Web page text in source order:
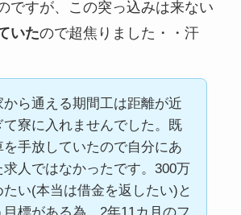
ですが、この突っ込みは来ない
いたので超焦りました・・汗
から通える期間工は距離が近
て寮に入れませんでした。既
を手放していたので自分にあ
求人ではなかったです。300万
たい(本当は借金を返したい)と